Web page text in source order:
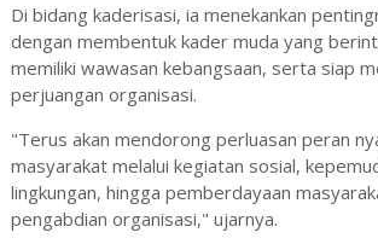
Di bidang kaderisasi, ia menekankan
dengan membentuk kader muda yang
memiliki wawasan kebangsaan, serta siap
perjuangan organisasi.
"Terus akan mendorong perluasan peran
masyarakat melalui kegiatan sosial,
lingkungan, hingga pemberdayaan
pengabdian organisasi," ujarnya.